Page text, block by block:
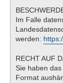
Im Falle
werden:
RECHT AUF
Sie haben
Format